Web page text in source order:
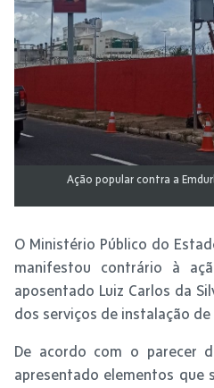
Ação popular contra a
O Ministério Público do
manifestou contrário à
aposentado Luiz Carlos da
dos serviços de instalação
De acordo com o parecer
apresentado elementos que